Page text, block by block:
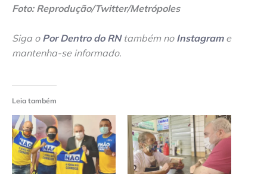
Foto: Reprodução/Twitter/Metrópoles
Siga o Por Dentro do RNtambém no Instagrame
mantenha-se informado.
Leia também